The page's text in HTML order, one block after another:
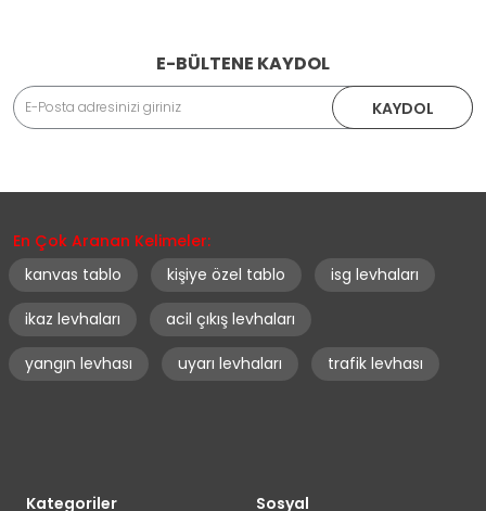
E-BÜLTENE KAYDOL
KAYDOL
En Çok Aranan Kelimeler:
kanvas tablo
kişiye özel tablo isg levhaları
ikaz levhaları acil çıkış levhaları
yangın levhası uyarı levhaları trafik levhası
Kategoriler Sosyal